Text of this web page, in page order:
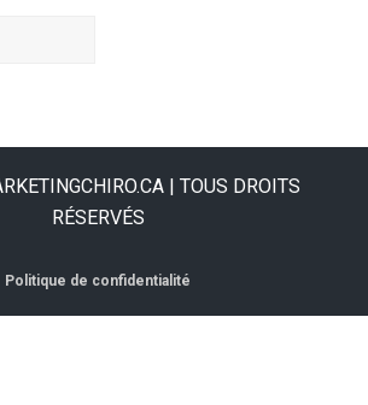
| TOUS DROITS
RÉSERVÉS
Politique de confidentialité